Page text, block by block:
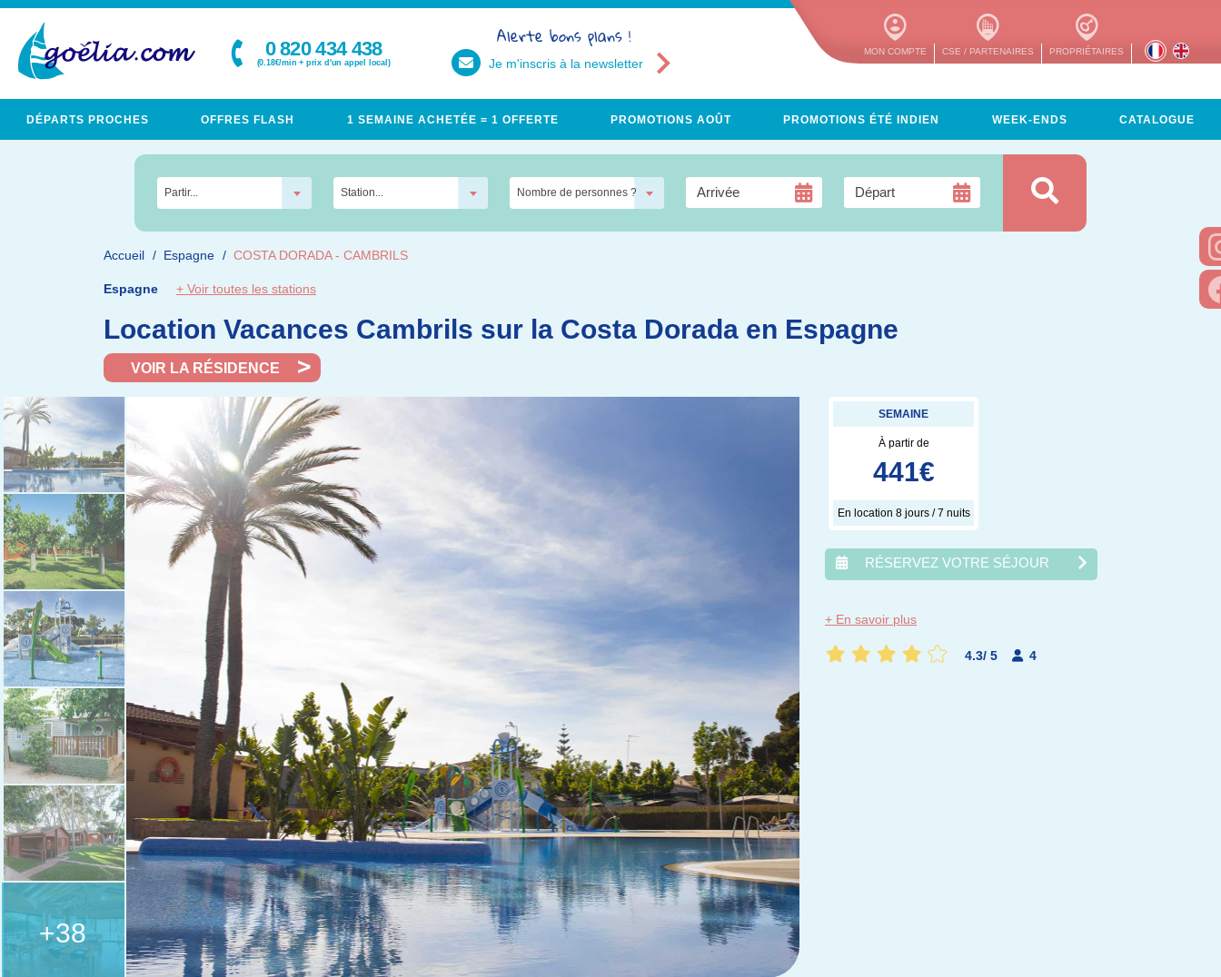
MON COMPTE CSE / PARTENAIRES PROPRIÉTAIRES
0 820 434 438
(0.18€/min + prix d'un appel local)
Alerte bons plans !
Je m'inscris à la newsletter
DÉPARTS PROCHES OFFRES FLASH 1 SEMAINE ACHETÉE = 1 OFFERTE PROMOTIONS AOÛT PROMOTIONS ÉTÉ INDIEN WEEK-ENDS CATALOGUE
Partir... Station... Nombre de personnes ?
Accueil Espagne COSTA DORADA - CAMBRILS
Espagne + Voir toutes les stations
Location Vacances Cambrils sur la Costa Dorada en Espagne
VOIR LA RÉSIDENCE
+38
SEMAINE
À partir de
441€
En location 8 jours / 7 nuits
RÉSERVEZ VOTRE SÉJOUR
août 2026
+ En savoir plus
4.3/ 5 4